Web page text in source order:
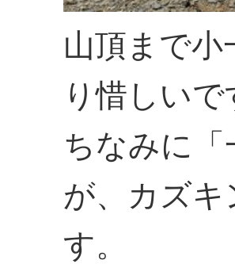
山頂まで
り惜しい
ちなみに
が、カズ
す。